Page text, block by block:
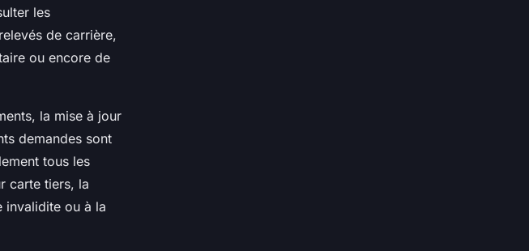
les
de carrière,
ou encore de
la mise à jour
demandes sont
tous les
carte tiers, la
invalidite ou à la